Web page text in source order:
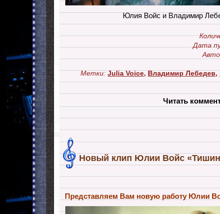
Юлия Войс и Владимир
Дата
Метки: Julia Voice,Владимир Лебедев,
Читать
Новый клип Юлии Войс
Представляем Вам новую работу Юлии